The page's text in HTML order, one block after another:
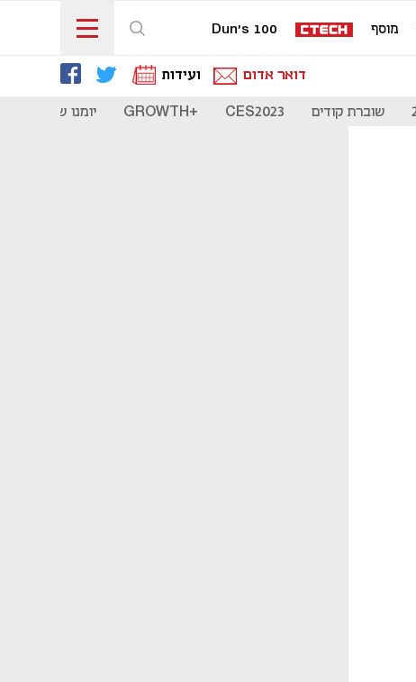
מוסף Dun's 100
דואר אדום ועידות
שוברת קודים CES2023
+GROWTH יומנו של